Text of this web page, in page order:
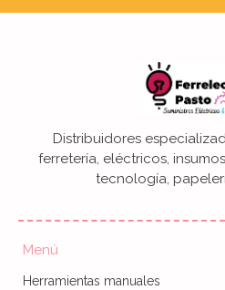
Distribuidores
ferretería, eléctricos,
tecnología,
Menú
Herramientas manuales